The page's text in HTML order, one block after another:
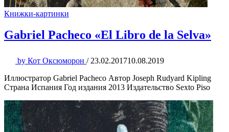
Книжки-картинки
Gabriel Pacheco «El Libro de la Selva»
by Кот Оксюморон / 23.02.201710.08.2019
Иллюстратор Gabriel Pacheco Автор Joseph Rudyard Kipling
Страна Испания Год издания 2013 Издательство Sexto Piso